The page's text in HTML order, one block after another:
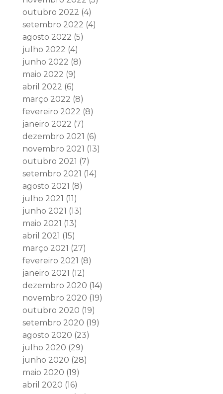
outubro 2022 (4)
setembro 2022 (4)
agosto 2022 (5)
julho 2022 (4)
junho 2022 (8)
maio 2022 (9)
abril 2022 (6)
março 2022 (8)
fevereiro 2022 (8)
janeiro 2022 (7)
dezembro 2021 (6)
novembro 2021 (13)
outubro 2021 (7)
setembro 2021 (14)
agosto 2021 (8)
julho 2021 (11)
junho 2021 (13)
maio 2021 (13)
abril 2021 (15)
março 2021 (27)
fevereiro 2021 (8)
janeiro 2021 (12)
dezembro 2020 (14)
novembro 2020 (19)
outubro 2020 (19)
setembro 2020 (19)
agosto 2020 (23)
julho 2020 (29)
junho 2020 (28)
maio 2020 (19)
abril 2020 (16)